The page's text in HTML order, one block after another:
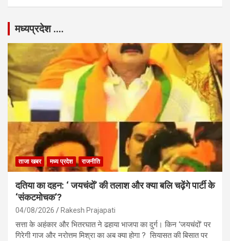
मध्यप्रदेश ….
ताजा खबर मध्य प्रदेश राजनीति
दतिया का दहन: ‘ जयचंदों’ की तलाश और क्या बलि चढ़ेंगे पार्टी के
‘संकटमोचक’?
04/08/2026 Rakesh Prajapati
सत्ता के अहंकार और भितरघात ने ढहाया भाजपा का दुर्ग। किन ‘जयचंदों’ पर
गिरेगी गाज और नरोत्तम मिश्रा का अब क्या होगा ? सियासत की बिसात पर